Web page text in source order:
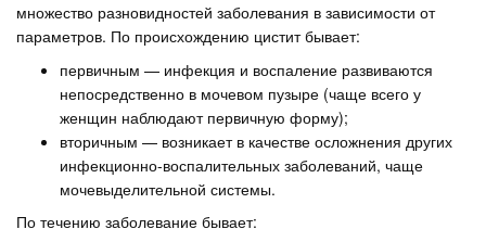
множество разновидностей заболевания в зависимости от
параметров. По происхождению цистит бывает:
первичным — инфекция и воспаление развиваются
непосредственно в мочевом пузыре (чаще всего у
женщин наблюдают первичную форму);
вторичным — возникает в качестве осложнения других
инфекционно-воспалительных заболеваний, чаще
мочевыделительной системы.
По течению заболевание бывает: